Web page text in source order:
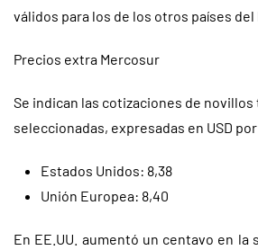
válidos para los de los otros países del
Precios extra Mercosur
Se indican las cotizaciones de
seleccionadas, expresadas en USD
Estados Unidos: 8,38
Unión Europea: 8,40
En EE.UU. aumentó un centavo en la